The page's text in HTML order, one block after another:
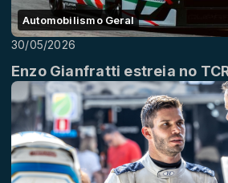
Automobilismo Geral
30/05/2026
Enzo Gianfratti estreia no